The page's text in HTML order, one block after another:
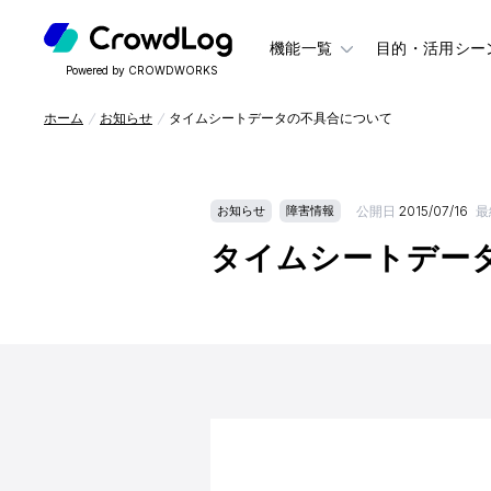
Powered by CROWDWORKS
機能一覧 目的・活用シー
ホーム お知らせ タイムシートデータの不具合について
お知らせ 障害情報 公開日 2015/07/16
タイムシートデー